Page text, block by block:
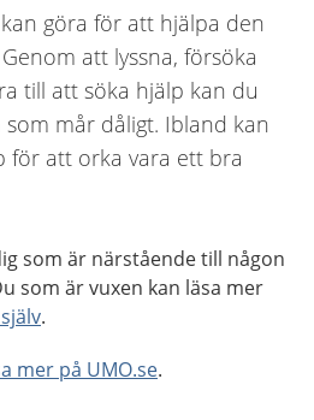
göra för att hjälpa den
att lyssna, försöka
till att söka hjälp kan du
mår dåligt. Ibland kan
för att orka vara ett bra
som är närstående till någon
som är vuxen kan läsa mer
.
mer på UMO.se.